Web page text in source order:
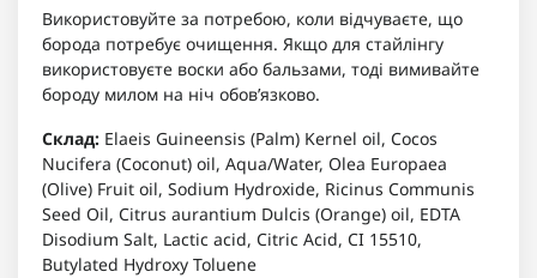
Використовуйте за потребою, коли відчуваєте, що
борода потребує очищення. Якщо для стайлінгу
використовуєте воски або бальзами, тоді вимивайте
бороду милом на ніч обов’язково.
Склад: Elaeis Guineensis (Palm) Kernel oil, Cocos
Nucifera (Coconut) oil, Aqua/Water, Olea Europaea
(Olive) Fruit oil, Sodium Hydroxide, Ricinus Communis
Seed Oil, Citrus aurantium Dulcis (Orange) oil, EDTA
Disodium Salt, Lactic acid, Citric Acid, CI 15510,
Butylated Hydroxy Toluene